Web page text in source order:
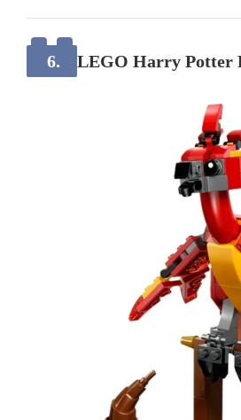
6. LEGO Harry Potter